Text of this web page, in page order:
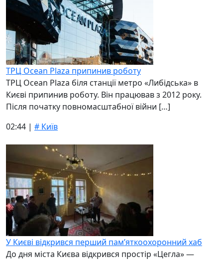
ТРЦ Ocean Plaza припинив роботу
ТРЦ Ocean Plaza біля станції метро «Либідська» в
Києві припинив роботу. Він працював з 2012 року.
Після початку повномасштабної війни […]
02:44 | # Київ
У Києві відкрився перший пам’яткоохоронний хаб
До дня міста Києва відкрився простір «Цегла» —